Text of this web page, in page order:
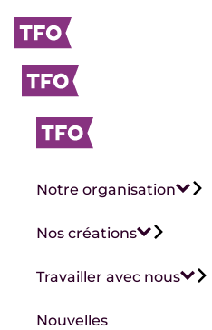
Notre organisation
Nos créations
Travailler avec nous
Nouvelles